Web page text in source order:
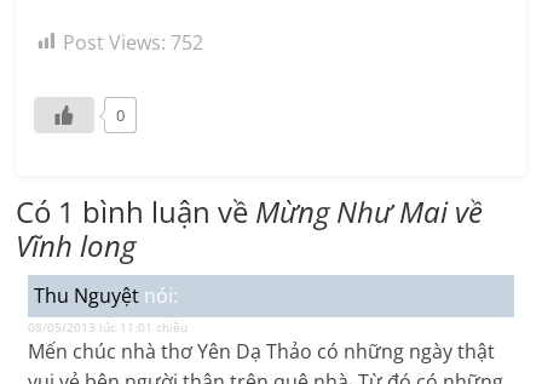
Post Views: 752
0
Có 1 bình luận về Mừng Như Mai về
Vĩnh long
Thu Nguyệt nói:
08/05/2013 lúc 11:01 chiều
Mến chúc nhà thơ Yên Dạ Thảo có những ngày thật